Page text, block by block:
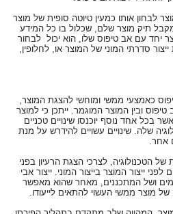
לבחון אותו כמעין טיוטה סופית של מוצר
תיק מוצר שלם, שכלול בו כל המידע
יחד עם אב טיפוס שלו, הוא יכול לבחור
סדרתי המוני של המוצר או, לחלופין,
כאמצעי ממשי ומוחשי להצגת המוצר,
ובין המוצר המוגמר. ייתכן כי למוצר
בכל אחד נוסף יוכנסו שינויים טכניים
שלה. שינויים עשויים להידרש על מנת
אחר.
הטכנולוגיה, לצרכי הצגת הרעיון בפני
ייצור המוצר בייצור המוני. ייצור אבי
ושל המתכננים, מאחר שהוא מאפשר
מוצר ממשי העשוי להתאים לייעודו.